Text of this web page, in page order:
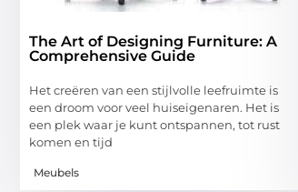
The Art of Designing Furniture: A
Comprehensive Guide
Het creëren van een stijlvolle leefruimte is
een droom voor veel huiseigenaren. Het is
een plek waar je kunt ontspannen, tot rust
komen en tijd
Meubels